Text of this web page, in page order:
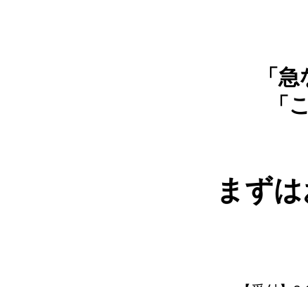
「
「
まず